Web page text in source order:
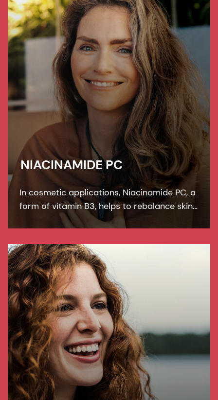
NIACINAMIDE PC
In cosmetic applications, Niacinamide PC, a
form of vitamin B3, helps to rebalance skin
pigmentation, refines pores and improves
and blue light damage.